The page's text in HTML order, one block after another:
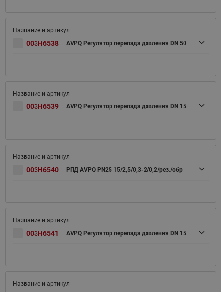
003H6538 AVPQ Регулятор перепада давления DN 50
003H6539 AVPQ Регулятор перепада давления DN 15
003H6540 РПД AVPQ PN25 15/2,5/0,3-2/0,2/рез./обр
003H6541 AVPQ Регулятор перепада давления DN 15